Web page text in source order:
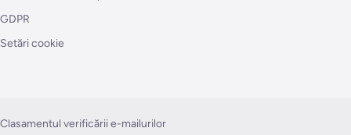
GDPR
Setări cookie
Clasamentul verificării e-mailurilor